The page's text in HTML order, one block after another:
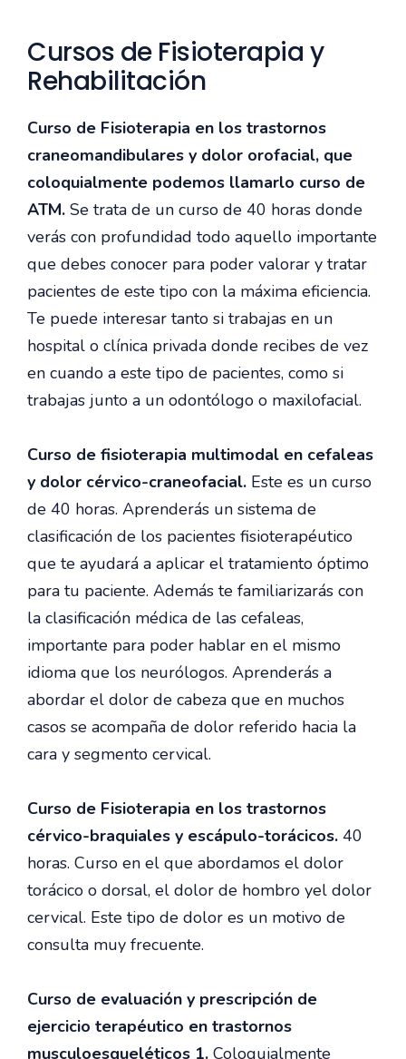
Cursos de Fisioterapia y
Rehabilitación
Curso de Fisioterapia en los trastornos
craneomandibulares y dolor orofacial, que
coloquialmente podemos llamarlo curso de
ATM. Se trata de un curso de 40 horas donde
verás con profundidad todo aquello importante
que debes conocer para poder valorar y tratar
pacientes de este tipo con la máxima eficiencia.
Te puede interesar tanto si trabajas en un
hospital o clínica privada donde recibes de vez
en cuando a este tipo de pacientes, como si
trabajas junto a un odontólogo o maxilofacial.
Curso de fisioterapia multimodal en cefaleas
y dolor cérvico-craneofacial. Este es un curso
de 40 horas. Aprenderás un sistema de
clasificación de los pacientes fisioterapéutico
que te ayudará a aplicar el tratamiento óptimo
para tu paciente. Además te familiarizarás con
la clasificación médica de las cefaleas,
importante para poder hablar en el mismo
idioma que los neurólogos. Aprenderás a
abordar el dolor de cabeza que en muchos
casos se acompaña de dolor referido hacia la
cara y segmento cervical.
Curso de Fisioterapia en los trastornos
cérvico-braquiales y escápulo-torácicos. 40
horas. Curso en el que abordamos el dolor
torácico o dorsal, el dolor de hombro yel dolor
cervical. Este tipo de dolor es un motivo de
consulta muy frecuente.
Curso de evaluación y prescripción de
ejercicio terapéutico en trastornos
musculoesqueléticos 1. Coloquialmente